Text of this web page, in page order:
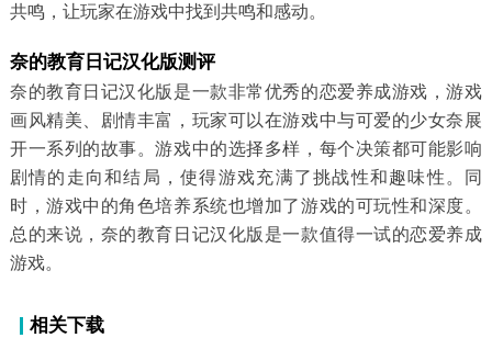
共鸣，让玩家在游戏中找到共鸣和感动。
奈的教育日记汉化版测评
奈的教育日记汉化版是一款非常优秀的恋爱养成游戏，游戏
画风精美、剧情丰富，玩家可以在游戏中与可爱的少女奈展
开一系列的故事。游戏中的选择多样，每个决策都可能影响
剧情的走向和结局，使得游戏充满了挑战性和趣味性。同
时，游戏中的角色培养系统也增加了游戏的可玩性和深度。
总的来说，奈的教育日记汉化版是一款值得一试的恋爱养成
游戏。
相关下载